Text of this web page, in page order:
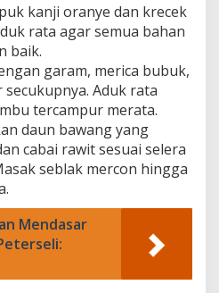
kanji oranye dan krecek
rata agar semua bahan
baik.
garam, merica bubuk,
Aduk rata
tercampur merata.
daun bawang yang
cabai rawit sesuai selera
seblak mercon hingga
Mendasar